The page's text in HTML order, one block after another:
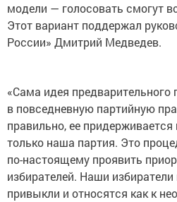
модели — голосовать смогут
Этот вариант поддержал
России» Дмитрий Медведев.
«Сама идея предварительного
в повседневную партийную
правильно, ее
только наша партия. Это
по-настоящему проявить
избирателей. Наши
привыкли и относятся как к